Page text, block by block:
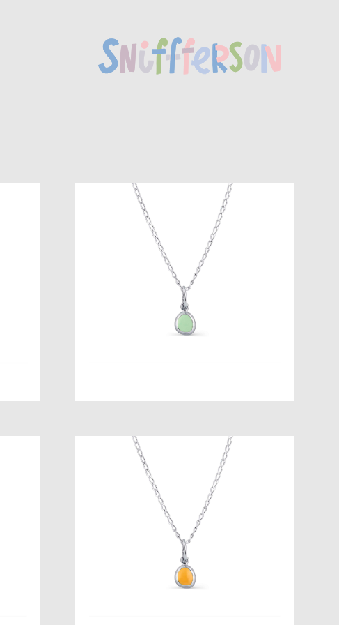
Горное Озеро кулон
от 3 500 pуб.
Дюны Аравии кулон
от 3 500 pуб.